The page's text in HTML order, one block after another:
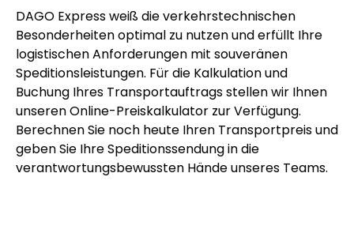
DAGO Express weiß die verkehrstechnischen
Besonderheiten optimal zu nutzen und erfüllt Ihre
logistischen Anforderungen mit souveränen
Speditionsleistungen. Für die Kalkulation und
Buchung Ihres Transportauftrags stellen wir Ihnen
unseren Online-Preiskalkulator zur Verfügung.
Berechnen Sie noch heute Ihren Transportpreis und
geben Sie Ihre Speditionssendung in die
verantwortungsbewussten Hände unseres Teams.